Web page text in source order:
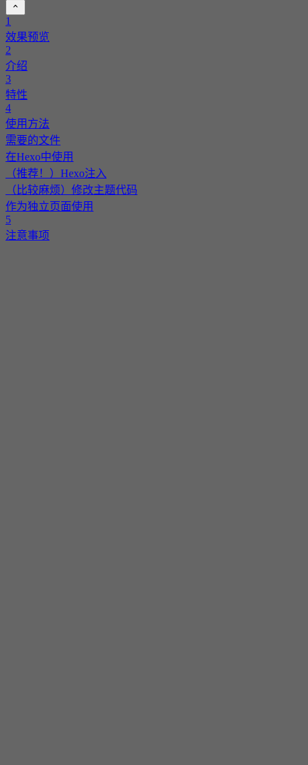
1
效果预览
2
介绍
3
特性
4
使用方法
需要的文件
在Hexo中使用
（推荐！）Hexo注入
（比较麻烦）修改主题代码
作为独立页面使用
5
注意事项